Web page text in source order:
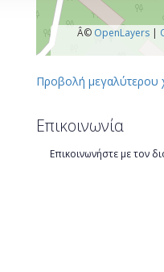
Â© OpenLayers|
Προβολή μεγαλύτερου
Επικοινωνία
Επικοινωνήστε με τον